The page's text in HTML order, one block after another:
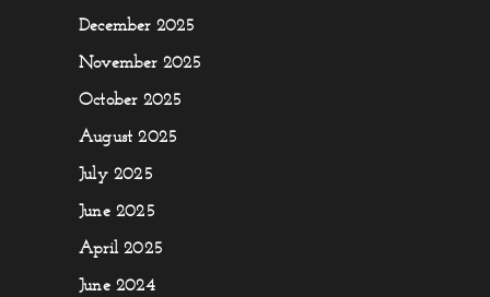
December 2025
November 2025
October 2025
August 2025
July 2025
June 2025
April 2025
June 2024